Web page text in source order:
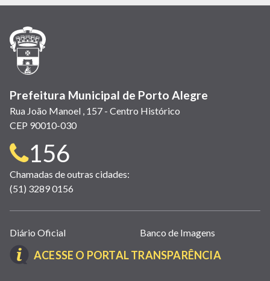
em
janela)
em
em
(link
em
em
em
Prefeitura Municipal de Porto Alegre
Rua João Manoel , 157 - Centro Histórico
CEP 90010-030
Telefone
para
contato:
156
Chamadas de outras cidades:
(51) 3289 0156
Links
úteis
(abrem
Diário Oficial Banco de Imagens
ACESSE O PORTAL TRANSPARÊNCIA(LINK